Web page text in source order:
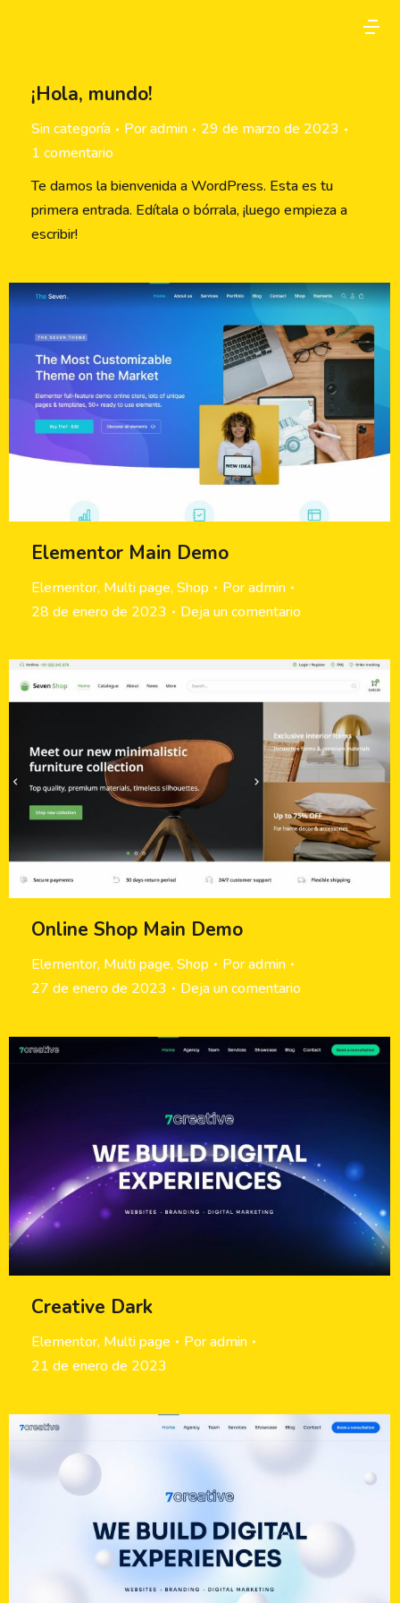
¡Hola, mundo!
Sin categoría Poradmin
29 de marzo de 2023
1 comentario
Te damos la bienvenida a WordPress. Esta es tu
primera entrada. Edítala o bórrala, ¡luego empieza a
escribir!
Elementor Main Demo
Elementor, Multi page,Shop Poradmin
28 de enero de 2023
Deja un comentario
Online Shop Main Demo
Elementor, Multi page,Shop Poradmin
27 de enero de 2023
Deja un comentario
Creative Dark
Elementor, Multi page Poradmin
21 de enero de 2023